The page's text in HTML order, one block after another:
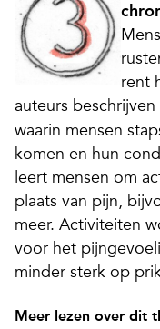
rent
auteurs beschrijven
waarin mensen
komen en hun
leert mensen om
plaats van pijn,
meer. Activiteiten
voor het
minder sterk op
Meer lezen over dit